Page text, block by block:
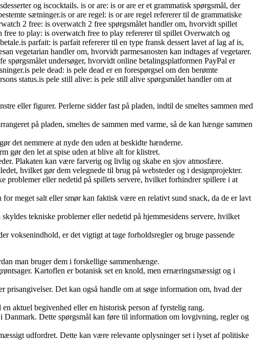
og iscocktails. is or are: is or are er et grammatisk spørgsmål, der
sætninger.is or are regel: is or are regel refererer til de grammatiske
2 free: is overwatch 2 free spørgsmålet handler om, hvorvidt spillet
to play: is overwatch free to play refererer til spillet Overwatch og
parfait: is parfait refererer til en type fransk dessert lavet af lag af is,
vegetarian handler om, hvorvidt parmesanosten kan indtages af vegetarer.
spørgsmålet undersøger, hvorvidt online betalingsplatformen PayPal er
pele dead: is pele dead er en forespørgsel om den berømte
status.is pele still alive: is pele still alive spørgsmålet handler om at
eller figurer. Perlerne sidder fast på pladen, indtil de smeltes sammen med
på pladen, smeltes de sammen med varme, så de kan hænge sammen
det nemmere at nyde den uden at beskidte hænderne.
gør den let at spise uden at blive alt for klistret.
Plakaten kan være farverig og livlig og skabe en sjov atmosfære.
hvilket gør dem velegnede til brug på websteder og i designprojekter.
eller nedetid på spillets servere, hvilket forhindrer spillere i at
meget salt eller smør kan faktisk være en relativt sund snack, da de er lavt
tekniske problemer eller nedetid på hjemmesidens servere, hvilket
voksenindhold, er det vigtigt at tage forholdsregler og bruge passende
man bruger dem i forskellige sammenhænge.
Kartoflen er botanisk set en knold, men ernæringsmæssigt og i
Det kan også handle om at søge information om, hvad der
aktuel begivenhed eller en historisk person af fyrstelig rang.
Dette spørgsmål kan føre til information om lovgivning, regler og
udfordret. Dette kan være relevante oplysninger set i lyset af politiske